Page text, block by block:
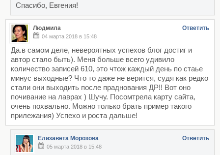
Спасибо, Евгения!
Людмила Ответить
04 марта 2018 в 15:48
Да.в самом деле, невероятных успехов блог достиг и
автор стало быть). Меня больше всего удивило
количество записей 610, это чтож каждый день по стаье
минус выходные? Что то даже не верится, судя как редко
стали они выходить после праднования ДР!! Вот оно
почивание на лаврах ) Шучу. Посомтрела карту сайта,
очень похвально. Можно только брать пример такого
прилежания) Успехо и роста дальше!
Елизавета Морозова Ответить
05 марта 2018 в 15:48